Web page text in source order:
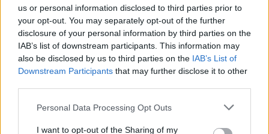
us or personal information disclosed to third parties prior to
your opt-out. You may separately opt-out of the further
disclosure of your personal information by third parties on the
IAB’s list of downstream participants. This information may
also be disclosed by us to third parties on the IAB’s List of
Downstream Participants that may further disclose it to other
Personal Data Processing Opt Outs
I want to opt-out of the Sharing of my